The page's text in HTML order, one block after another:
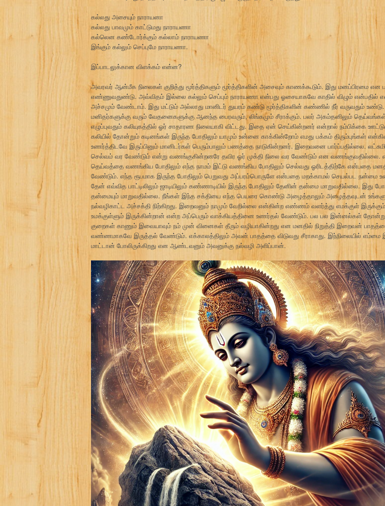
கல்லது அசையும் நாராயனா
கல்லது பாவமும் காட்டுமது நாராயணா
கல்லென கண்டோர்க்கும் கல்லாம் நாராயணா
இங்கும் கல்லும் செப்புமே நாராயணா.
இப்பாடலுக்கான விளக்கம் என்ன?
அவரவர் ஆன்மீக நிலைகள் குறித்து மூர்த்திகளும் மூர்த்திகளின் அசைவும் காணக்கூடும். இது மனப்பிரமை என
எண்ணுவதுண்டு. அவ்விதம் இல்லை கல்லும் செப்பும் நாராயணா என்பது ஓசையாகவே காதில் விழும் என்பதில்
அச்சமும் வேண்டாம். இது மட்டும் அல்லாது மானிடர் துயரம் கண்டு மூர்த்திகளின் கண்ணில் நீர் வருவதும்
மனிதர்களுக்கு வரும் வேதனைகளுக்கு ஆனந்த பைரவரும், லிங்கமும் சீராக்கும். பலர் அகம்தனிலும் தெய்வங்கள்
எழுப்புவதும் கலியுகத்தில் ஓர் சாதாரண நிலையாகி விட்டது. இதை ஏன் செய்கின்றனர் என்றால் நம்பிக்கை
கலியில் தோன்றும் கடினங்கள் இருந்த போதிலும் யாமும் உன்னை காக்கின்றோம் எமது பக்கம் திரும்புங்கள்
உணர்த்திடவே இருப்பினும் மானிடர்கள் பெரும்பாலும் பணத்தை நாடுகின்றனர். இறைவனை பார்ப்பதில்லை.
செல்வம் வர வேண்டும் என்று வணங்குகின்றனரே தவிர ஓர் முக்தி நிலை வர வேண்டும் என வணங்குவதில்லை.
தெய்வத்தை வணங்கிய போதிலும் எந்த நாமம் இட்டு வணங்கிய போதிலும் செல்வது ஓரிடத்திற்கே என்பதை
வேண்டும். எந்த ரூபமாக இருந்த போதிலும் பெறுவது அப்பரம்பொருளே என்பதை மறக்காமல் செயல்பட நன்மை
தேன் எவ்வித பாட்டிலிலும் ஜாடியிலும் கண்ணாடியில் இருந்த போதிலும் தேனின் தன்மை மாறுவதில்லை. இது
தன்மையும் மாறுவதில்லை. நீங்கள் இந்த சக்தியை எந்த பெயரை கொண்டு அழைத்தாலும் அழைத்தவுடன்
நல்வழிகாட்ட அச்சக்தி நிற்கிறது. இறைவனும் நாமும் வேறில்லை என்கின்ற எண்ணம் வளர்த்து எமக்குள்
உமக்குள்ளும் இருக்கின்றான் என்ற அப்பெரும் வாக்கியத்தினை உணர்தல் வேண்டும். பல பல இன்னல்கள்
குறைகள் காணும் இவையாவும் நம் முன் வினைகள் தீரும் வழியாகின்றது என மனதில் நிறுத்தி இறைவன்
வண்ணமாகவே இருத்தல் வேண்டும். எக்காலத்திலும் அவன் பாதத்தை விடுவது சீராகாது. இந்நிலையில் எம்மை
மாட்டான் போலிருக்கிறது என ஆண்டவனும் அவனுக்கு நல்வழி அளிப்பான்.